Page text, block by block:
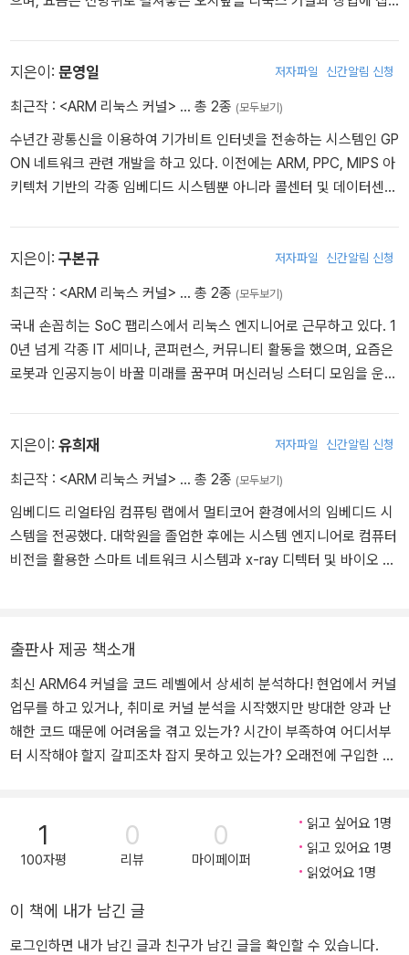
지은이: 문영일 저자파일 신간알림 신청
최근작 : <ARM 리눅스 커널> … 총 2종 (모두보기)
수년간 광통신을 이용하여 기가비트 인터넷을 전송하는 시스템인 GP
ON 네트워크 관련 개발을 하고 있다. 이전에는 ARM, PPC, MIPS 아
키텍처 기반의 각종 임베디드 시스템뿐 아니라 콜센터 및 데이터센터
지은이: 구본규 저자파일 신간알림 신청
최근작 : <ARM 리눅스 커널> … 총 2종 (모두보기)
국내 손꼽히는 SoC 팹리스에서 리눅스 엔지니어로 근무하고 있다. 1
0년 넘게 각종 IT 세미나, 콘퍼런스, 커뮤니티 활동을 했으며, 요즘은
로봇과 인공지능이 바꿀 미래를 꿈꾸며 머신러닝 스터디 모임을 운영
지은이: 유희재 저자파일 신간알림 신청
최근작 : <ARM 리눅스 커널> … 총 2종 (모두보기)
임베디드 리얼타임 컴퓨팅 랩에서 멀티코어 환경에서의 임베디드 시
스템을 전공했다. 대학원을 졸업한 후에는 시스템 엔지니어로 컴퓨터
비전을 활용한 스마트 네트워크 시스템과 x-ray 디텍터 및 바이오 진
고 있다.
출판사 제공 책소개
최신 ARM64 커널을 코드 레벨에서 상세히 분석하다! 현업에서 커널
업무를 하고 있거나, 취미로 커널 분석을 시작했지만 방대한 양과 난
해한 코드 때문에 어려움을 겪고 있는가? 시간이 부족하여 어디서부
터 시작해야 할지 갈피조차 잡지 못하고 있는가? 오래전에 구입한 책
아보는 ARM 리눅스 커널》을 전면 개정하여 출간했다. 이 책은 최신
ARM64 커널의 주요 서브시스템을 코드 레벨에서 분석하고 있으며,
기존 원리를 코드를 직접 쫓아가며 명쾌하게 소개하고 있어 커널 엔
조 전격 공개! 최신 커널을 분석하거나 수정하기 위해 라인 단위로 코
드 설명! 현업에서 커널 업무를 하고 있거나, 취미로 커널 분석을 시작
1
100자평
0
리뷰
0
마이페이퍼
읽고 싶어요 1명
읽고 있어요 1명
읽었어요 1명
이 책에 내가 남긴 글
로그인하면 내가 남긴 글과 친구가 남긴 글을 확인할 수 있습니다.